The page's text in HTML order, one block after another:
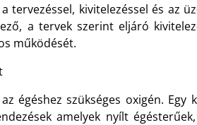
kivitelezéssel és az
a tervek szerint eljáró
működését.
égéshez szükséges oxigén. Egy
amelyek nyílt